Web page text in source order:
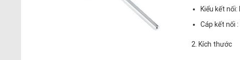
Kiểu kết nối:
Cáp kết nối
2. Kích thước